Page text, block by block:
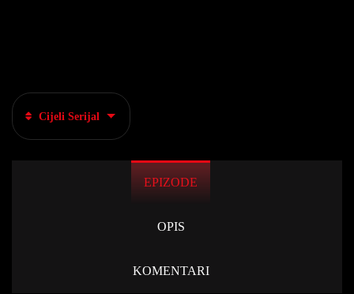
Cijeli Serijal
EPIZODE
OPIS
KOMENTARI